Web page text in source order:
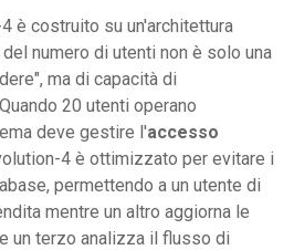
è costruito su un'architettura
numero di utenti non è solo una
ma di capacità di
20 utenti operano
deve gestire l'accesso
4 è ottimizzato per evitare i
permettendo a un utente di
mentre un altro aggiorna le
un terzo analizza il flusso di